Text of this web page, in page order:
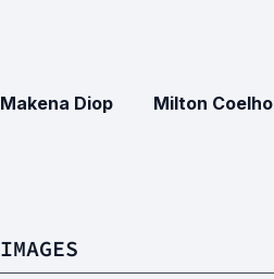
Makena Diop Milton Coelho
IMAGES